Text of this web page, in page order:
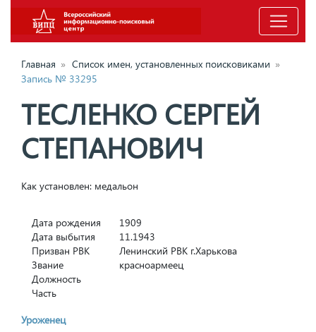
Главная » Список имен, установленных поисковиками »
Запись № 33295
ТЕСЛЕНКО СЕРГЕЙ
СТЕПАНОВИЧ
Как установлен: медальон
Дата рождения
1909
Дата выбытия
11.1943
Призван РВК
Ленинский РВК г.Харькова
Звание
красноармеец
Должность
Часть
Уроженец